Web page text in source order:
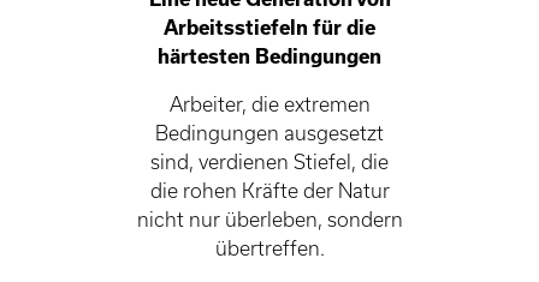
Arbeitsstiefeln für die
härtesten Bedingungen
Arbeiter, die extremen
Bedingungen ausgesetzt
sind, verdienen Stiefel, die
die rohen Kräfte der Natur
nicht nur überleben, sondern
übertreffen.